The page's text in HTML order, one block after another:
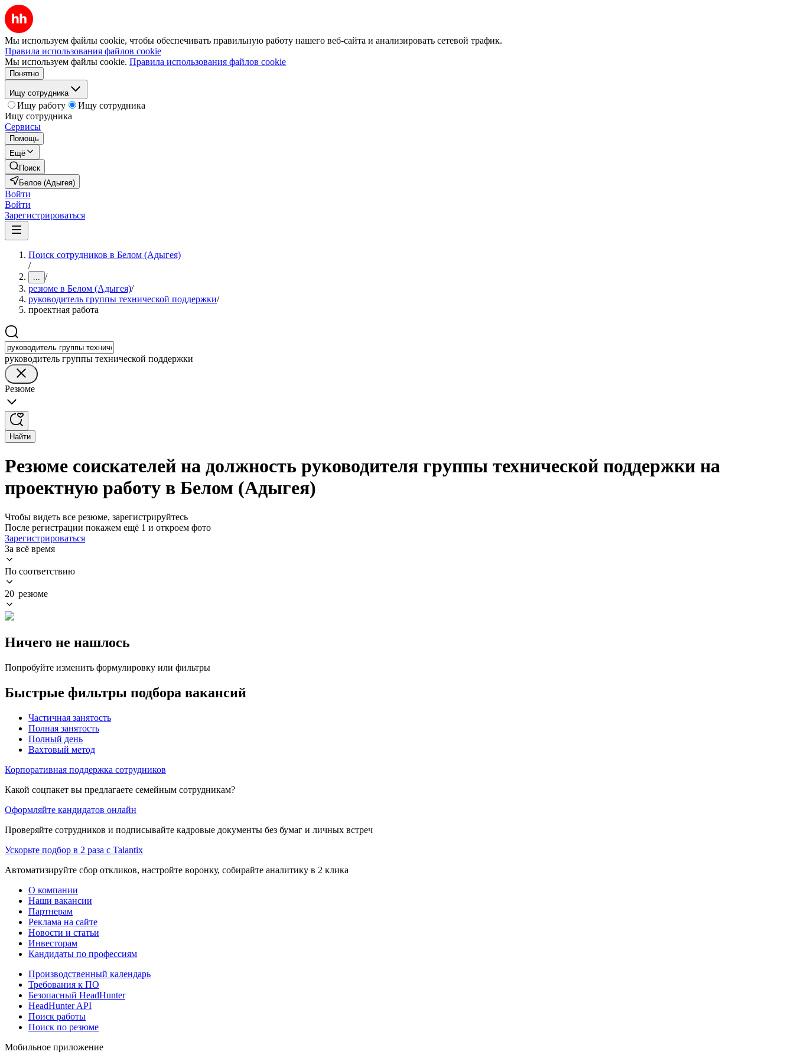
Мы используем файлы cookie, чтобы обеспечивать правильную работу нашего веб-сайта и анализировать сетевой трафик.
Правила использования файлов cookie
Мы используем файлы cookie. Правила использования файлов cookie
Понятно
Ищу сотрудника
Ищу работу
Ищу сотрудника
Ищу сотрудника
Сервисы
Помощь
Ещё
Поиск
Белое (Адыгея)
Войти
Войти
Зарегистрироваться
Поиск сотрудников в Белом (Адыгея)
/
... /
резюме в Белом (Адыгея)/
руководитель группы технической поддержки/
проектная работа
руководитель группы технической поддержки
Резюме
Найти
Резюме соискателей на должность руководителя группы технической поддержки на
проектную работу в Белом (Адыгея)
Чтобы видеть все резюме, зарегистрируйтесь
После регистрации покажем ещё 1 и откроем фото
Зарегистрироваться
За всё время
По соответствию
20 резюме
Ничего не нашлось
Попробуйте изменить формулировку или фильтры
Быстрые фильтры подбора вакансий
Частичная занятость
Полная занятость
Полный день
Вахтовый метод
Корпоративная поддержка сотрудников
Какой соцпакет вы предлагаете семейным сотрудникам?
Оформляйте кандидатов онлайн
Проверяйте сотрудников и подписывайте кадровые документы без бумаг и личных встреч
Ускорьте подбор в 2 раза с Talantix
Автоматизируйте сбор откликов, настройте воронку, собирайте аналитику в 2 клика
О компании
Наши вакансии
Партнерам
Реклама на сайте
Новости и статьи
Инвесторам
Кандидаты по профессиям
Производственный календарь
Требования к ПО
Безопасный HeadHunter
HeadHunter API
Поиск работы
Поиск по резюме
Мобильное приложение